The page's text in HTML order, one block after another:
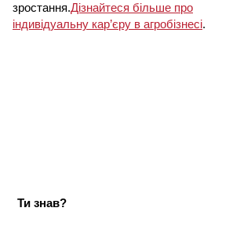
зростання.​Дізнайтеся більше про
індивідуальну кар’єру в агробізнесі.
Ти знав?